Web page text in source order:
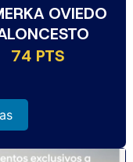
OVIEDO
74 PTS